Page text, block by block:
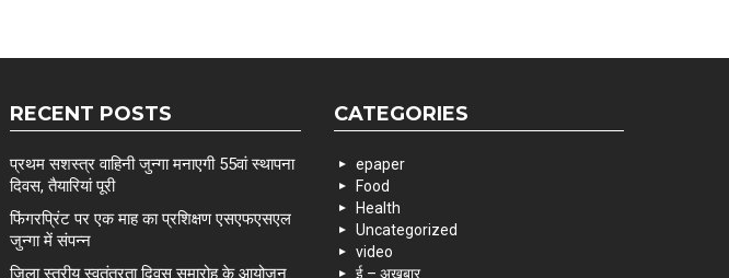
RECENT POSTS
प्रथम सशस्त्र वाहिनी जुन्गा मनाएगी 55वां स्थापना
दिवस, तैयारियां पूरी
फिंगरप्रिंट पर एक माह का प्रशिक्षण एसएफएसएल
जुन्गा में संपन्न
ज़िला स्तरीय स्वतंत्रता दिवस समारोह के आयोजन
CATEGORIES
epaper
Food
Health
Uncategorized
video
ई – अखबार